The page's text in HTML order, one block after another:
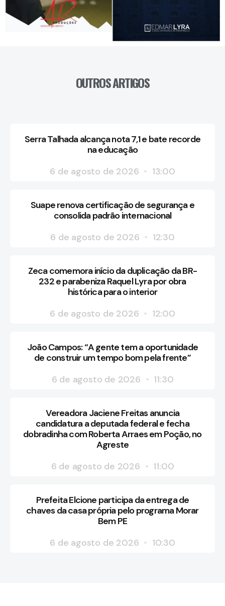
OUTROS ARTIGOS
Serra Talhada alcança nota 7,1 e bate recorde
na educação
6 de agosto de 2026
13:00
Suape renova certificação de segurança e
consolida padrão internacional
6 de agosto de 2026
12:30
Zeca comemora início da duplicação da BR-
232 e parabeniza Raquel Lyra por obra
histórica para o interior
6 de agosto de 2026
12:00
João Campos: “A gente tem a oportunidade
de construir um tempo bom pela frente”
6 de agosto de 2026
11:30
Vereadora Jaciene Freitas anuncia
candidatura a deputada federal e fecha
dobradinha com Roberta Arraes em Poção, no
Agreste
6 de agosto de 2026
11:00
Prefeita Elcione participa da entrega de
chaves da casa própria pelo programa Morar
Bem PE
6 de agosto de 2026
10:30